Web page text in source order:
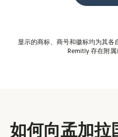
显示的商标、商号和徽标均为其各
Remitly 存在附属
如何向孟加拉